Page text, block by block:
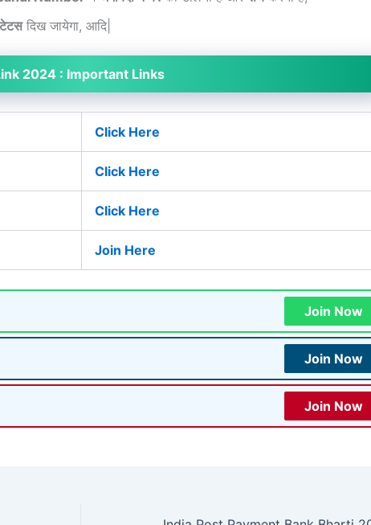
दिख जायेगा, आदि|
2024 : Important Links
Click Here
Click Here
Click Here
Join Here
Join Now
Join Now
Join Now